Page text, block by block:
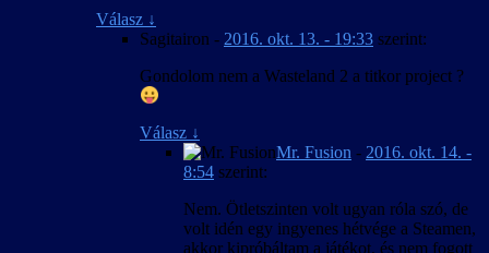
Válasz ↓
Sagitairon - 2016. okt. 13. - 19:33 szerint:
Gondolom nem a Wasteland 2 a titkor project ?
Válasz ↓
Mr. Fusion - 2016. okt. 14. -
8:54 szerint:
Nem. Ötletszinten volt ugyan róla szó, de
volt idén egy ingyenes hétvége a Steamen,
akkor kipróbáltam a játékot, és nem fogott